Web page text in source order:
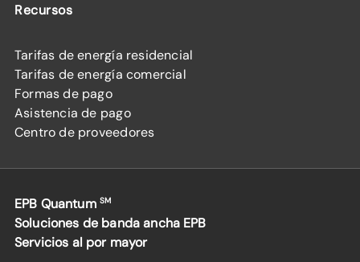
Recursos
Tarifas de energía residencial
Tarifas de energía comercial
Formas de pago
Asistencia de pago
Centro de proveedores
EPB Quantum SM
Soluciones de banda ancha EPB
Servicios al por mayor